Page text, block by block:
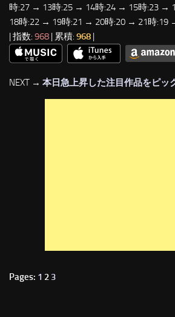
時:27 → 13時:25 → 14時:24 → 15時:23 →
18時:22 → 19時:21 → 20時:20 → 21時:19
| 指数: 968 | 累積: 968 |
NEXT → 本日急上昇した注目作品をピッ
Pages: 1 2 3